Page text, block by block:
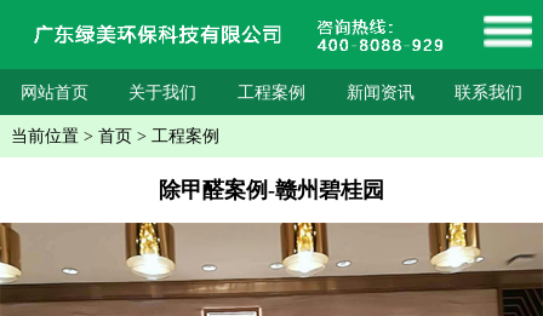
网站首页 关于我们 工程案例 新闻资讯 联系我们
当前位置 > 首页 > 工程案例
除甲醛案例-赣州碧桂园